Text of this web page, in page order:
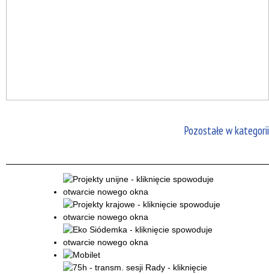
Pozostałe w kategorii